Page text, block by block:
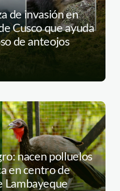
de invasión en
Cusco que ayuda
de anteojos
nacen polluelos
en centro de
Lambayeque